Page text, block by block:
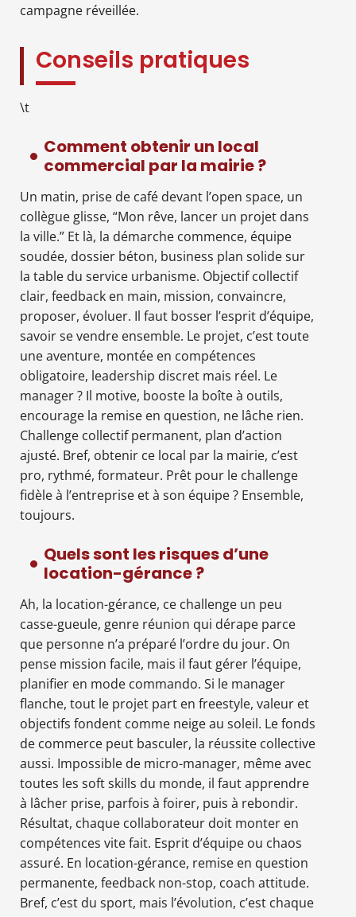
campagne réveillée.
Conseils pratiques
\t
Comment obtenir un local
commercial par la mairie ?
Un matin, prise de café devant l’open space, un
collègue glisse, “Mon rêve, lancer un projet dans
la ville.” Et là, la démarche commence, équipe
soudée, dossier béton, business plan solide sur
la table du service urbanisme. Objectif collectif
clair, feedback en main, mission, convaincre,
proposer, évoluer. Il faut bosser l’esprit d’équipe,
savoir se vendre ensemble. Le projet, c’est toute
une aventure, montée en compétences
obligatoire, leadership discret mais réel. Le
manager ? Il motive, booste la boîte à outils,
encourage la remise en question, ne lâche rien.
Challenge collectif permanent, plan d’action
ajusté. Bref, obtenir ce local par la mairie, c’est
pro, rythmé, formateur. Prêt pour le challenge
fidèle à l’entreprise et à son équipe ? Ensemble,
toujours.
Quels sont les risques d’une
location-gérance ?
Ah, la location-gérance, ce challenge un peu
casse-gueule, genre réunion qui dérape parce
que personne n’a préparé l’ordre du jour. On
pense mission facile, mais il faut gérer l’équipe,
planifier en mode commando. Si le manager
flanche, tout le projet part en freestyle, valeur et
objectifs fondent comme neige au soleil. Le fonds
de commerce peut basculer, la réussite collective
aussi. Impossible de micro-manager, même avec
toutes les soft skills du monde, il faut apprendre
à lâcher prise, parfois à foirer, puis à rebondir.
Résultat, chaque collaborateur doit monter en
compétences vite fait. Esprit d’équipe ou chaos
assuré. En location-gérance, remise en question
permanente, feedback non-stop, coach attitude.
Bref, c’est du sport, mais l’évolution, c’est chaque